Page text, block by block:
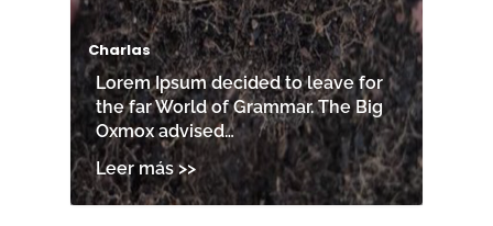
Charlas
Lorem Ipsum decided to leave for
the far World of Grammar. The Big
Oxmox advised…